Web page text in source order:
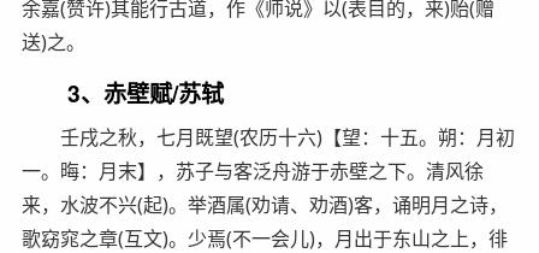
余嘉(赞许)其能行古道，作《师说》以(表目的，来)贻(赠
送)之。
3、赤壁赋/苏轼
壬戌之秋，七月既望(农历十六)【望：十五。朔：月初
一。晦：月末】，苏子与客泛舟游于赤壁之下。清风徐
来，水波不兴(起)。举酒属(劝请、劝酒)客，诵明月之诗，
歌窈窕之章(互文)。少焉(不一会儿)，月出于东山之上，徘